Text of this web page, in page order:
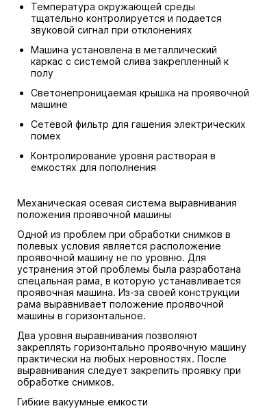
Температура окружающей среды
тщательно контролируется и подается
звуковой сигнал при отклонениях
Машина установлена в металлический
каркас с системой слива закрепленный к
полу
Светонепроницаемая крышка на проявочной
машине
Сетевой фильтр для гашения электрических
помех
Контролирование уровня растворая в
емкостях для пополнения
Механическая осевая система выравнивания
положения проявочной машины
Одной из проблем при обработки снимков в
полевых условия является расположение
проявочной машину не по уровню. Для
устранения этой проблемы была разработана
спецальная рама, в которую устанавливается
проявочная машина. Из-за своей конструкции
рама выравнивает положение проявочной
машины в горизонтальное.
Два уровня выравнивания позволяют
закреплять горизонтально проявочную машину
практически на любых неровностях. После
выравнивания следует закрепить проявку при
обработке снимков.
Гибкие вакуумные емкости